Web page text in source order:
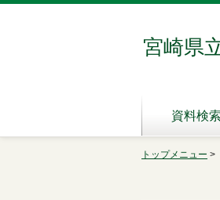
宮崎県
資料検索
トップメニュー >